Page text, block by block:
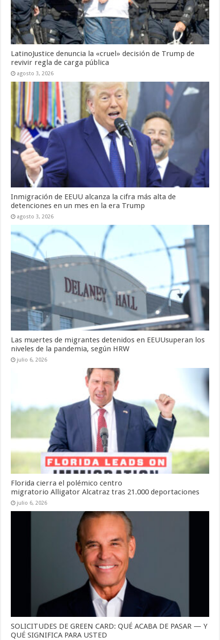
LatinoJustice denuncia la «cruel» decisión de Trump de
revivir regla de carga pública
agosto 3, 2026
Inmigración de EEUU alcanza la cifra más alta de
detenciones en un mes en la era Trump
agosto 3, 2026
Las muertes de migrantes detenidos en EEUUsuperan los
niveles de la pandemia, según HRW
julio 6, 2026
Florida cierra el polémico centro
migratorio Alligator Alcatraz tras 21.000 deportaciones
julio 6, 2026
SOLICITUDES DE GREEN CARD: QUÉ ACABA DE PASAR — Y
QUÉ SIGNIFICA PARA USTED